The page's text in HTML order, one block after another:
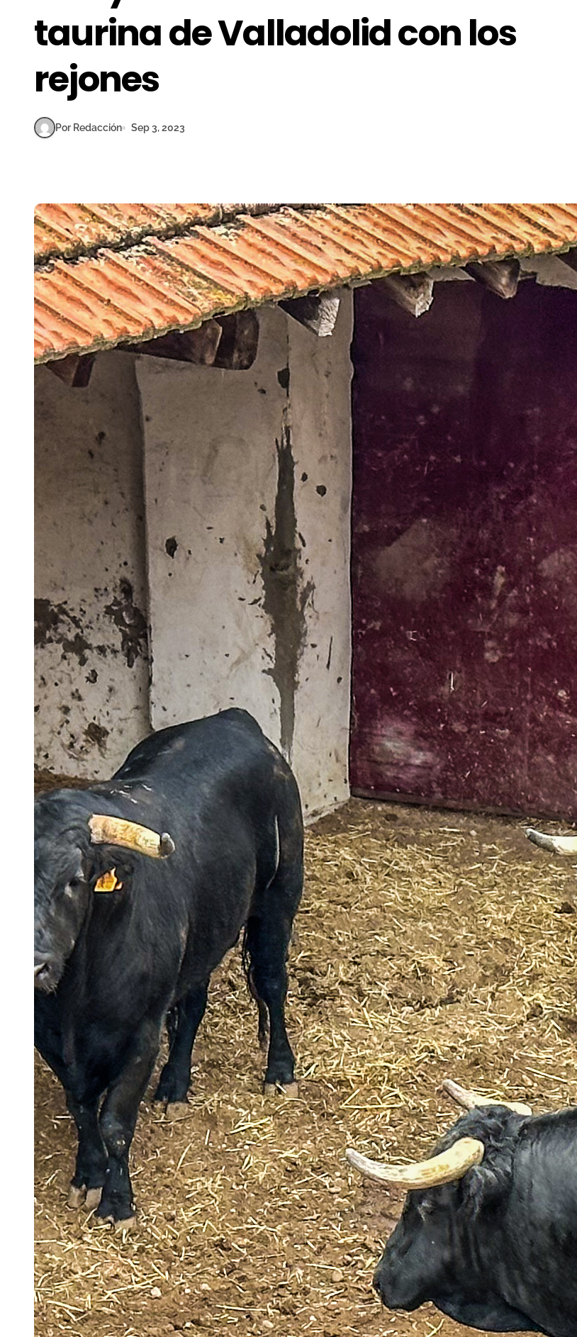
taurina de Valladolid con los
rejones
Por Redacción Sep 3, 2023